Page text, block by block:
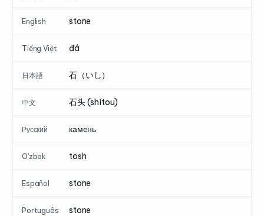
English stone
Tiếng Việt đá
日本語 石（いし）
中文 石头 (shítou)
Русский камень
O'zbek tosh
Español stone
Português stone